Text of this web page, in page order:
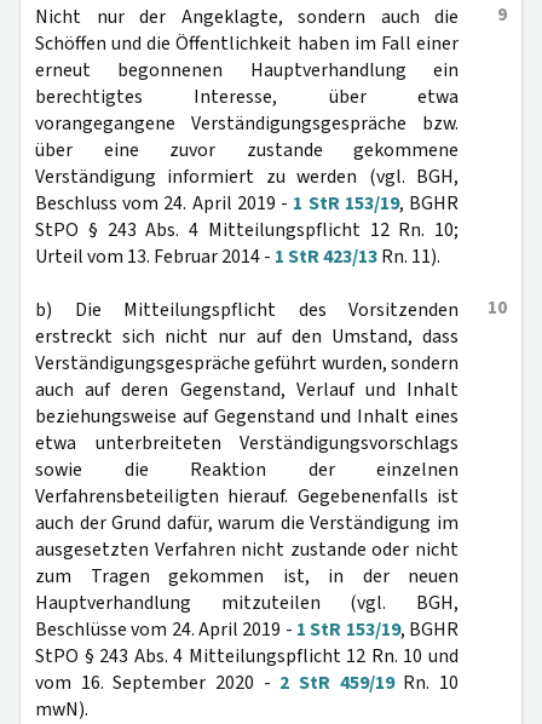
9
Nicht nur der Angeklagte, sondern auch die
Schöffen und die Öffentlichkeit haben im Fall einer
erneut begonnenen Hauptverhandlung ein
berechtigtes Interesse, über etwa
vorangegangene Verständigungsgespräche bzw.
über eine zuvor zustande gekommene
Verständigung informiert zu werden (vgl. BGH,
Beschluss vom 24. April 2019 - 1 StR 153/19, BGHR
StPO § 243 Abs. 4 Mitteilungspflicht 12 Rn. 10;
Urteil vom 13. Februar 2014 - 1 StR 423/13Rn. 11).
10
b) Die Mitteilungspflicht des Vorsitzenden
erstreckt sich nicht nur auf den Umstand, dass
Verständigungsgespräche geführt wurden, sondern
auch auf deren Gegenstand, Verlauf und Inhalt
beziehungsweise auf Gegenstand und Inhalt eines
etwa unterbreiteten Verständigungsvorschlags
sowie die Reaktion der einzelnen
Verfahrensbeteiligten hierauf. Gegebenenfalls ist
auch der Grund dafür, warum die Verständigung im
ausgesetzten Verfahren nicht zustande oder nicht
zum Tragen gekommen ist, in der neuen
Hauptverhandlung mitzuteilen (vgl. BGH,
Beschlüsse vom 24. April 2019 - 1 StR 153/19, BGHR
StPO § 243 Abs. 4 Mitteilungspflicht 12 Rn. 10 und
vom 16. September 2020 - 2 StR 459/19Rn. 10
mwN).